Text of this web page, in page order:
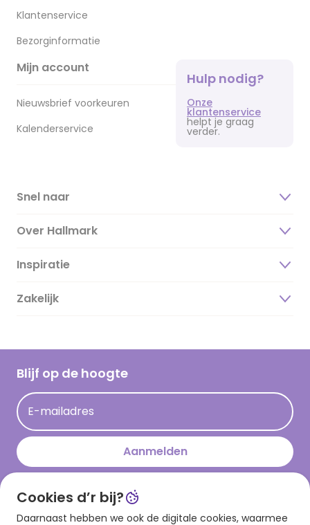
Klantenservice
Bezorginformatie
Mijn account
Nieuwsbrief voorkeuren
Kalenderservice
Hulp nodig?
Onze
klantenservice
helpt je graag
verder.
Snel naar
Over Hallmark
Over ons
Duurzaamheid
Hallmark Kaartclub
Acties
Persberichten
Hallmark en Kinderpostzegels
Inspiratie
Magazine
Cadeau inspiratie
Kaartinspiratie
Zakelijk
Blijf op de hoogte
E-mailadres
Aanmelden
Download onze app
Cookies d’r bij?
Daarnaast hebben we ook de digitale cookies, waarmee